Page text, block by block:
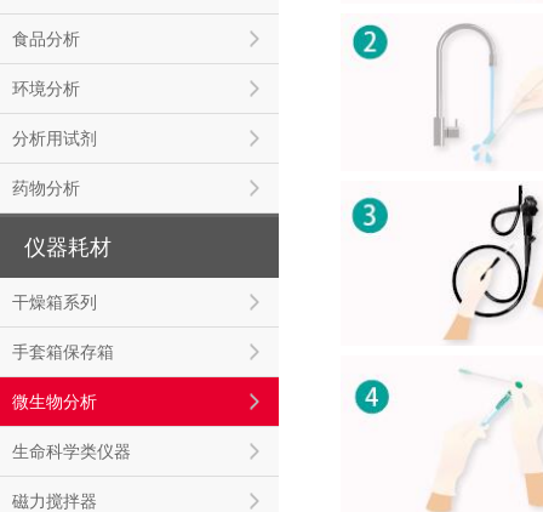
食品分析
环境分析
分析用试剂
药物分析
仪器耗材
干燥箱系列
手套箱保存箱
微生物分析
生命科学类仪器
磁力搅拌器